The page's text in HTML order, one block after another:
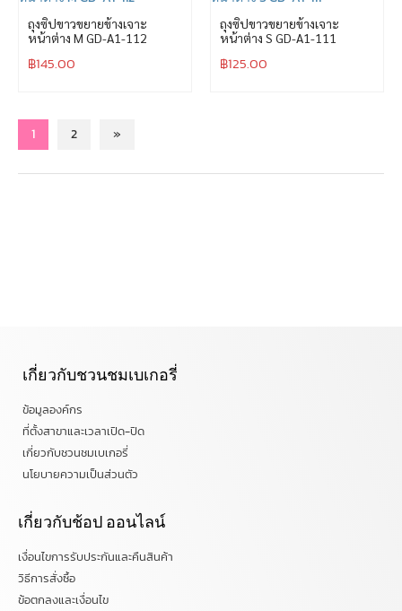
ถุงซิปขาวขยายข้างเจาะ
หน้าต่าง M GD-A1-112
฿145.00
ถุงซิปขาวขยายข้างเจาะ
หน้าต่าง S GD-A1-111
฿125.00
1 2 »
เกี่ยวกับชวนชมเบเกอรี่
ข้อมูลองค์กร
ที่ตั้งสาขาและเวลาเปิด-ปิด
เกี่ยวกับชวนชมเบเกอรี่
นโยบายความเป็นส่วนตัว
เกี่ยวกับช้อป ออนไลน์
เงื่อนไขการรับประกันและคืนสินค้า
วิธีการสั่งซื้อ
ข้อตกลงและเงื่อนไข